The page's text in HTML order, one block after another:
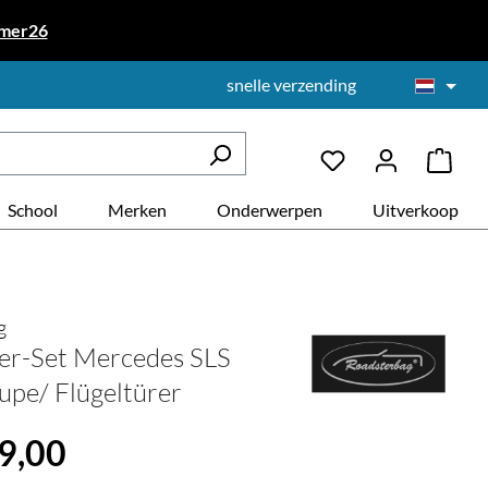
snelle verzending
School Merken Onderwerpen Uitverkoop
Set Mercedes SLS
Flügeltürer